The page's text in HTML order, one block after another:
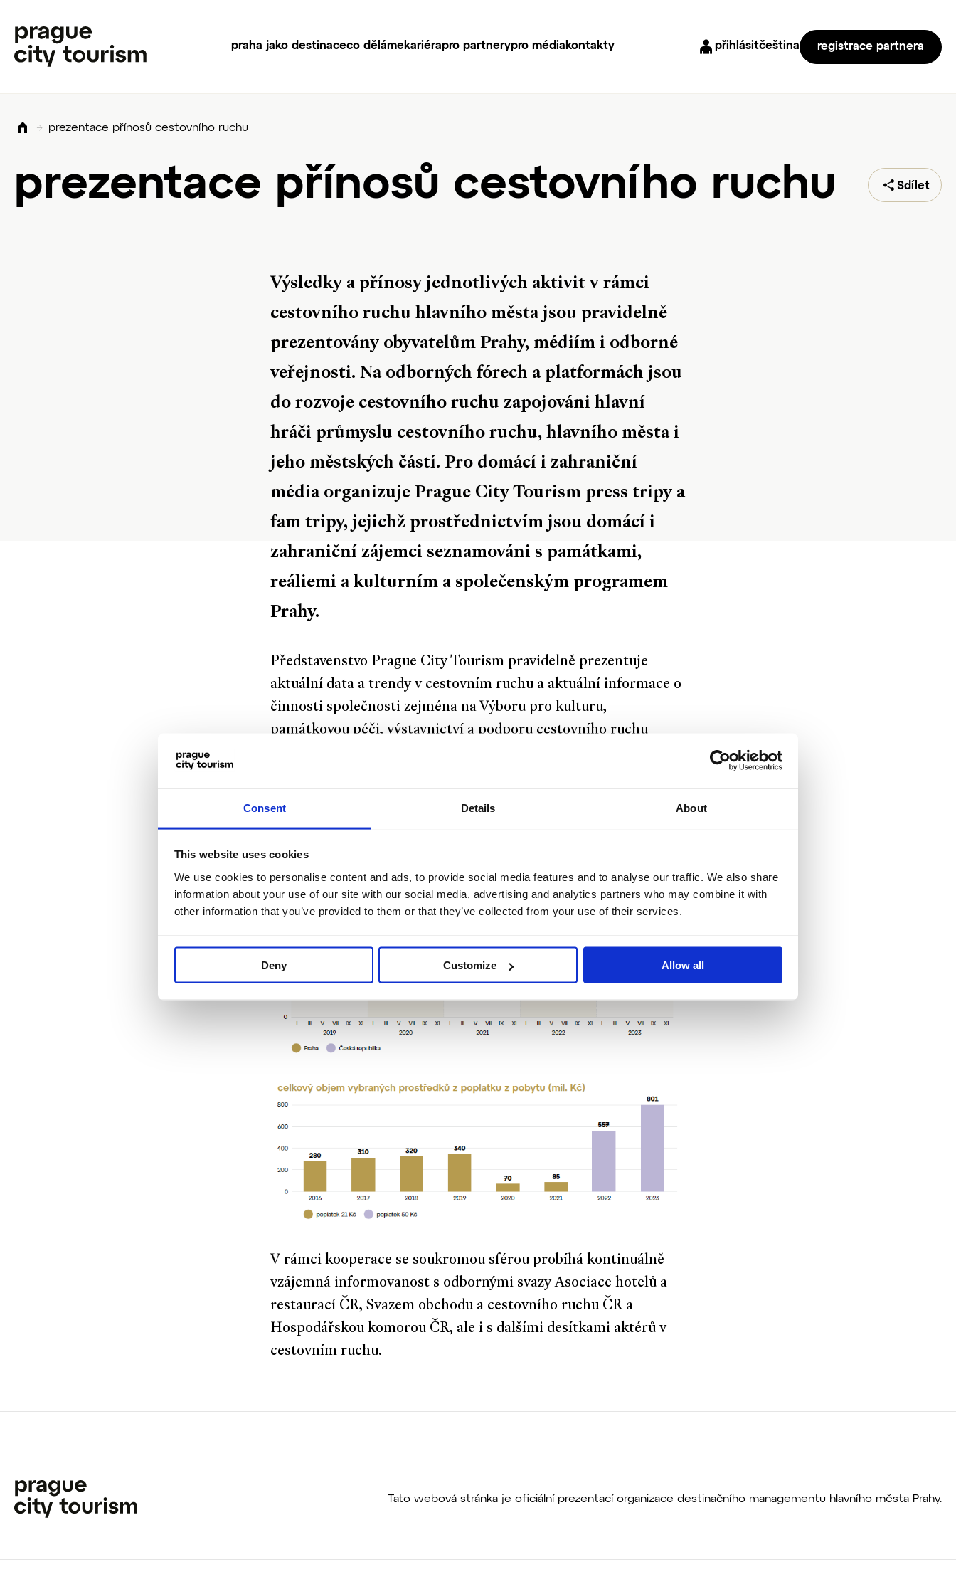
Consent Details About
This website uses cookies
We use cookies to personalise content and ads, to provide social media features and to analyse our traffic. We also share
information about your use of our site with our social media, advertising and analytics partners who may combine it with
other information that you’ve provided to them or that they’ve collected from your use of their services.
Deny Customize Allow all
praha jako destinaceco dělámekariérapro partnerypro média kontakty přihlásitčeština registrace partnera
prezentace přínosů cestovního ruchu
prezentace přínosů cestovního ruchu Sdílet
Výsledky a přínosy jednotlivých aktivit v rámci
cestovního ruchu hlavního města jsou pravidelně
prezentovány obyvatelům Prahy, médiím i odborné
veřejnosti. Na odborných fórech a platformách jsou
do rozvoje cestovního ruchu zapojováni hlavní
hráči průmyslu cestovního ruchu, hlavního města i
jeho městských částí. Pro domácí i zahraniční
média organizuje Prague City Tourism press tripy a
fam tripy, jejichž prostřednictvím jsou domácí i
zahraniční zájemci seznamováni s památkami,
reáliemi a kulturním a společenským programem
Prahy.
Představenstvo Prague City Tourism pravidelně prezentuje
aktuální data a trendy v cestovním ruchu a aktuální informace o
činnosti společnosti zejména na Výboru pro kulturu,
památkovou péči, výstavnictví a podporu cestovního ruchu
V rámci kooperace se soukromou sférou probíhá kontinuálně
vzájemná informovanost s odbornými svazy Asociace hotelů a
restaurací ČR, Svazem obchodu a cestovního ruchu ČR a
Hospodářskou komorou ČR, ale i s dalšími desítkami aktérů v
cestovním ruchu.
Tato webová stránka je oficiální prezentací organizace destinačního managementu hlavního města Prahy.